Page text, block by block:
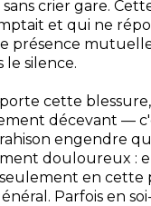
crier gare.
et qui ne
présence
le silence.
cette
décevant —
engendre
douloureux :
en cette
Parfois en